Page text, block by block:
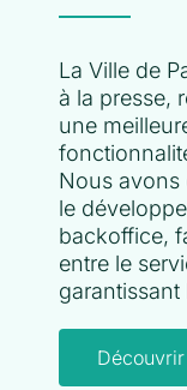
La Ville de
à la presse,
une
Nous avons
le
backoffice,
entre le